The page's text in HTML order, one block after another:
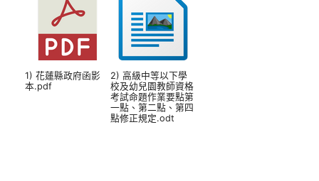
1) 花蓮縣政府函影
本.pdf
2) 高級中等以下學
校及幼兒園教師資格
考試命題作業要點第
一點、第二點、第四
點修正規定.odt